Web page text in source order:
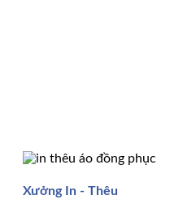
Xưởng In - Thêu